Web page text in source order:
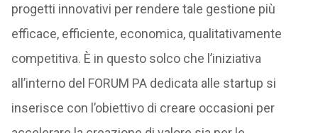
progetti innovativi per rendere tale gestione più
efficace, efficiente, economica, qualitativamente
competitiva. È in questo solco che l’iniziativa
all’interno del FORUM PA dedicata alle startup si
inserisce con l’obiettivo di creare occasioni per